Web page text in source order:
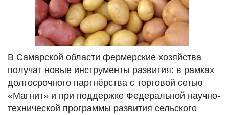
В Самарской области фермерские хозяйства
получат новые инструменты развития: в рамках
долгосрочного партнёрства с торговой сетью
«Магнит» и при поддержке Федеральной научно-
технической программы развития сельского